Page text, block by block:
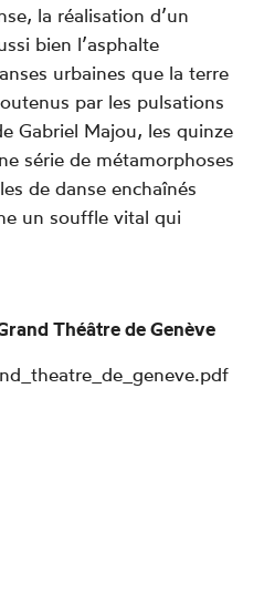
la réalisation d’un
bien l’asphalte
urbaines que la terre
par les pulsations
Gabriel Majou, les quinze
série de métamorphoses
de danse enchaînés
un souffle vital qui
Théâtre de Genève